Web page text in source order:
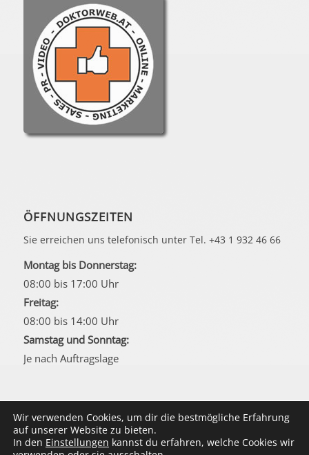
ÖFFNUNGSZEITEN
Sie erreichen uns telefonisch unter Tel. +43 1 932 46 66
Montag bis Donnerstag:
08:00 bis 17:00 Uhr
Freitag:
08:00 bis 14:00 Uhr
Samstag und Sonntag:
Je nach Auftragslage
© Copyright Doktorweb 2025 - Fochler online-marketing
Wir verwenden Cookies, um dir die bestmögliche Erfahrung
auf unserer Website zu bieten.
In den Einstellungen kannst du erfahren, welche Cookies wir